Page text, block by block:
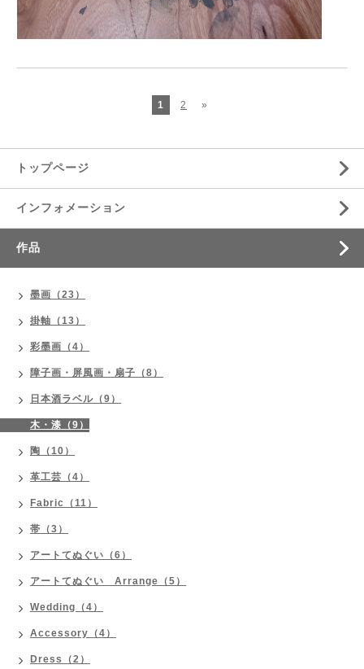
1 2 »
トップページ
インフォメーション
作品
墨画（23）
掛軸（13）
彩墨画（4）
障子画・屏風画・扇子（8）
日本酒ラベル（9）
木・漆（9）
陶（10）
革工芸（4）
Fabric（11）
帯（3）
アートてぬぐい（6）
アートてぬぐい Arrange（5）
Wedding（4）
Accessory（4）
Dress（2）